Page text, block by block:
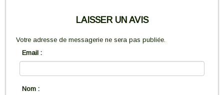
LAISSER UN AVIS
Votre adresse de messagerie ne sera pas publiée.
Email :
Nom :